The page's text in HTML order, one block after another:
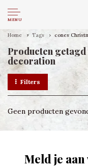
MENU
Home Tags cones
Producten
decoration
Filters
Geen producten
Meld je